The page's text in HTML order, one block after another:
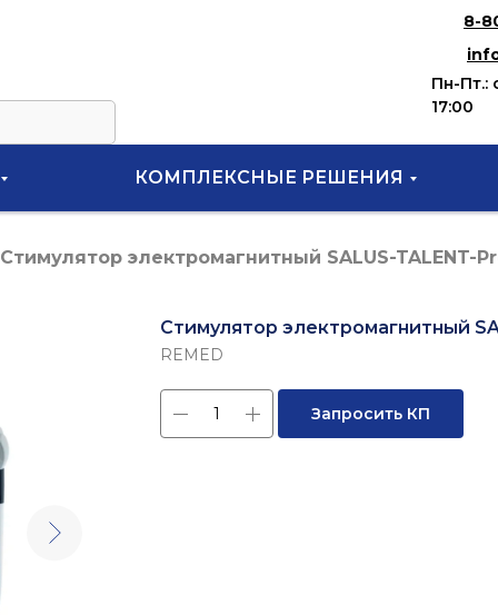
8-
Пн-Пт.:
17:00
КОМПЛЕКСНЫЕ РЕШЕНИЯ
Стимулятор электромагнитный SALUS-TALENT-
Стимулятор электромагнитный
REMED
Запросить КП